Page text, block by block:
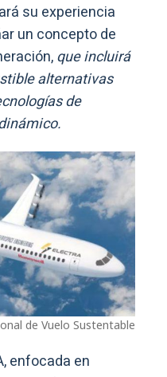
su experiencia
un concepto de
que incluirá
alternativas
de
de Vuelo Sustentable
enfocada en